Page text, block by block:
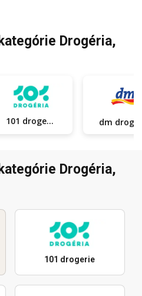
Drogéria,
101 drogerie
Drogéria,
101 drogerie